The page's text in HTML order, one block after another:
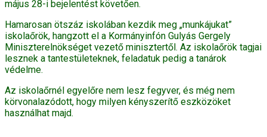
május 28-i bejelentést követően.
Hamarosan ötszáz iskolában kezdik meg „munkájukat”
iskolaőrök, hangzott el a Kormányinfón Gulyás Gergely
Miniszterelnökséget vezető minisztertől. Az iskolaőrök tagjai
lesznek a tantestületeknek, feladatuk pedig a tanárok
védelme.
Az iskolaőrnél egyelőre nem lesz fegyver, és még nem
körvonalazódott, hogy milyen kényszerítő eszközöket
használhat majd.